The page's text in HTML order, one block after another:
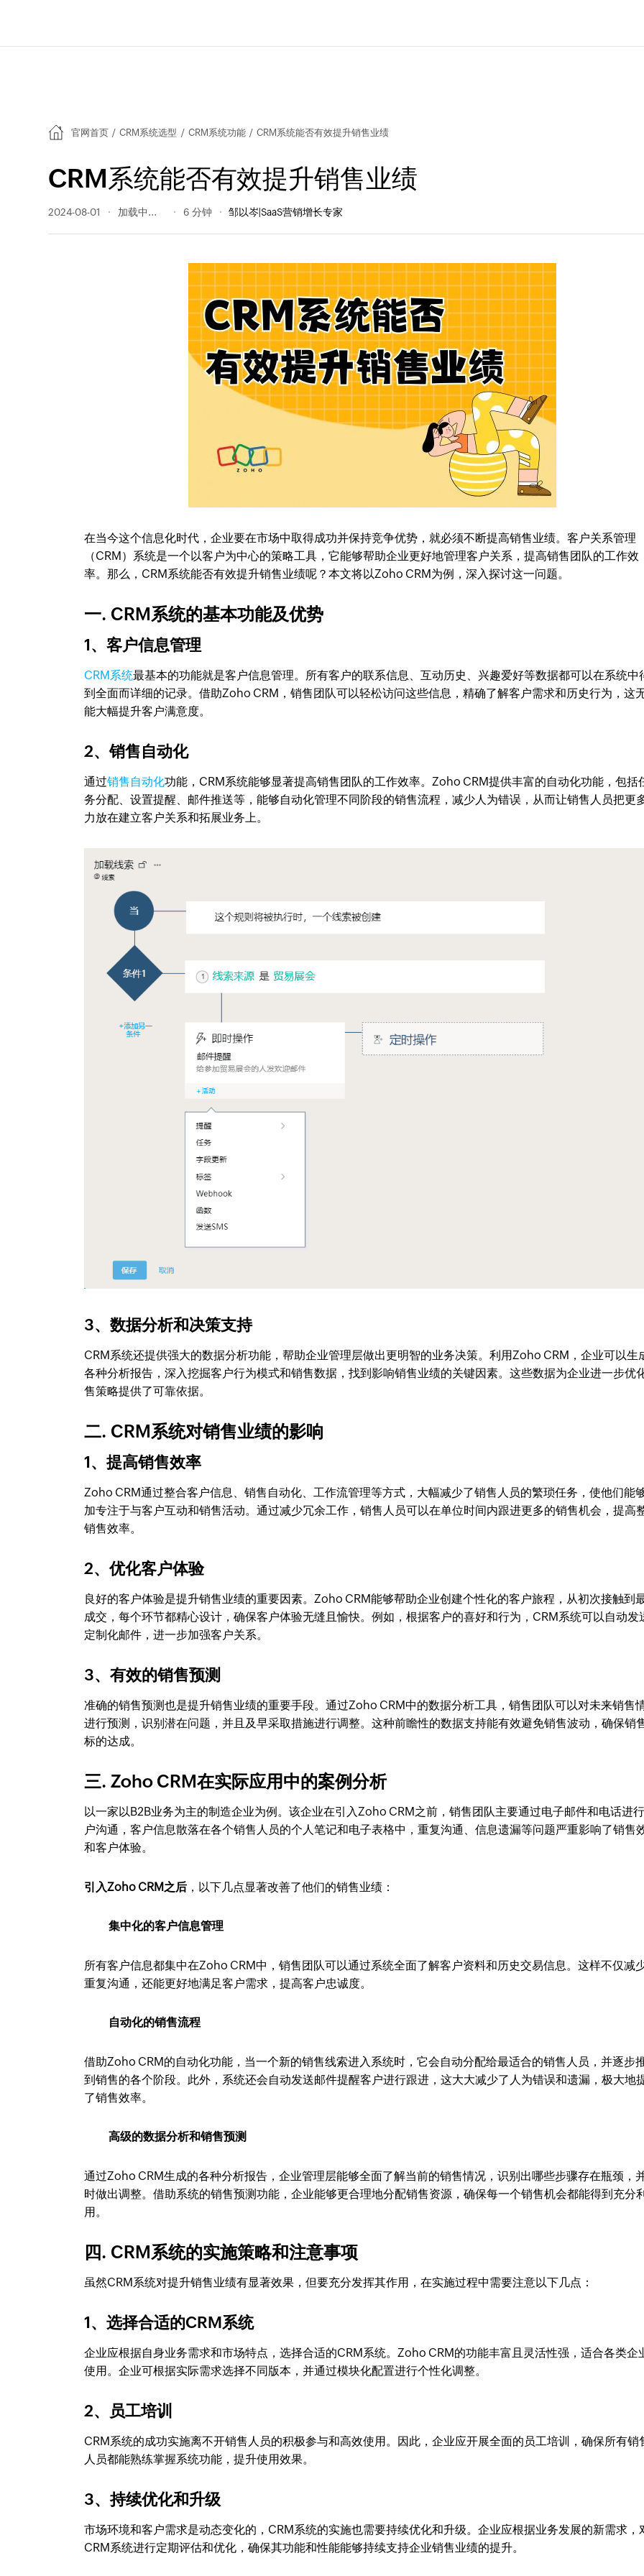
官网首页 / CRM系统选型 / CRM系统功能 / CRM系统能否有效提升销售业绩
CRM系统能否有效提升销售业绩
2024-08-01 183 阅读量 6 分钟 邹以岑|SaaS营销增长专家
在当今这个信息化时代，企业要在市场中取得成功并保持竞争优势，就必须不断提高销售业绩。客户关系管理
（CRM）系统是一个以客户为中心的策略工具，它能够帮助企业更好地管理客户关系，提高销售团队的工作效
率。那么，CRM系统能否有效提升销售业绩呢？本文将以Zoho CRM为例，深入探讨这一问题。
一. CRM系统的基本功能及优势
1、客户信息管理
CRM系统最基本的功能就是客户信息管理。所有客户的联系信息、互动历史、兴趣爱好等数据都可以在系统中
到全面而详细的记录。借助Zoho CRM，销售团队可以轻松访问这些信息，精确了解客户需求和历史行为，这
能大幅提升客户满意度。
2、销售自动化
通过销售自动化功能，CRM系统能够显著提高销售团队的工作效率。Zoho CRM提供丰富的自动化功能，包括
务分配、设置提醒、邮件推送等，能够自动化管理不同阶段的销售流程，减少人为错误，从而让销售人员把更
力放在建立客户关系和拓展业务上。
3、数据分析和决策支持
CRM系统还提供强大的数据分析功能，帮助企业管理层做出更明智的业务决策。利用Zoho CRM，企业可以生
各种分析报告，深入挖掘客户行为模式和销售数据，找到影响销售业绩的关键因素。这些数据为企业进一步优
售策略提供了可靠依据。
二. CRM系统对销售业绩的影响
1、提高销售效率
Zoho CRM通过整合客户信息、销售自动化、工作流管理等方式，大幅减少了销售人员的繁琐任务，使他们能
加专注于与客户互动和销售活动。通过减少冗余工作，销售人员可以在单位时间内跟进更多的销售机会，提高
销售效率。
2、优化客户体验
良好的客户体验是提升销售业绩的重要因素。Zoho CRM能够帮助企业创建个性化的客户旅程，从初次接触到
成交，每个环节都精心设计，确保客户体验无缝且愉快。例如，根据客户的喜好和行为，CRM系统可以自动发
定制化邮件，进一步加强客户关系。
3、有效的销售预测
准确的销售预测也是提升销售业绩的重要手段。通过Zoho CRM中的数据分析工具，销售团队可以对未来销售
进行预测，识别潜在问题，并且及早采取措施进行调整。这种前瞻性的数据支持能有效避免销售波动，确保销
标的达成。
三. Zoho CRM在实际应用中的案例分析
以一家以B2B业务为主的制造企业为例。该企业在引入Zoho CRM之前，销售团队主要通过电子邮件和电话进
户沟通，客户信息散落在各个销售人员的个人笔记和电子表格中，重复沟通、信息遗漏等问题严重影响了销售
和客户体验。
引入Zoho CRM之后 ，以下几点显著改善了他们的销售业绩：
集中化的客户信息管理
所有客户信息都集中在Zoho CRM中，销售团队可以通过系统全面了解客户资料和历史交易信息。这样不仅减
重复沟通，还能更好地满足客户需求，提高客户忠诚度。
自动化的销售流程
借助Zoho CRM的自动化功能，当一个新的销售线索进入系统时，它会自动分配给最适合的销售人员，并逐步
到销售的各个阶段。此外，系统还会自动发送邮件提醒客户进行跟进，这大大减少了人为错误和遗漏，极大地
了销售效率。
高级的数据分析和销售预测
通过Zoho CRM生成的各种分析报告，企业管理层能够全面了解当前的销售情况，识别出哪些步骤存在瓶颈，
时做出调整。借助系统的销售预测功能，企业能够更合理地分配销售资源，确保每一个销售机会都能得到充分
用。
四. CRM系统的实施策略和注意事项
虽然CRM系统对提升销售业绩有显著效果，但要充分发挥其作用，在实施过程中需要注意以下几点：
1、选择合适的CRM系统
企业应根据自身业务需求和市场特点，选择合适的CRM系统。Zoho CRM的功能丰富且灵活性强，适合各类企
使用。企业可根据实际需求选择不同版本，并通过模块化配置进行个性化调整。
2、员工培训
CRM系统的成功实施离不开销售人员的积极参与和高效使用。因此，企业应开展全面的员工培训，确保所有销
人员都能熟练掌握系统功能，提升使用效果。
3、持续优化和升级
市场环境和客户需求是动态变化的，CRM系统的实施也需要持续优化和升级。企业应根据业务发展的新需求，
CRM系统进行定期评估和优化，确保其功能和性能能够持续支持企业销售业绩的提升。